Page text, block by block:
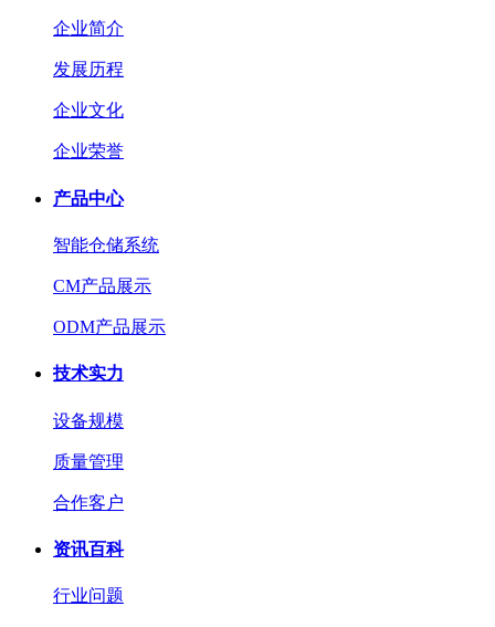
企业简介
发展历程
企业文化
企业荣誉
产品中心
智能仓储系统
CM产品展示
ODM产品展示
技术实力
设备规模
质量管理
合作客户
资讯百科
行业问题